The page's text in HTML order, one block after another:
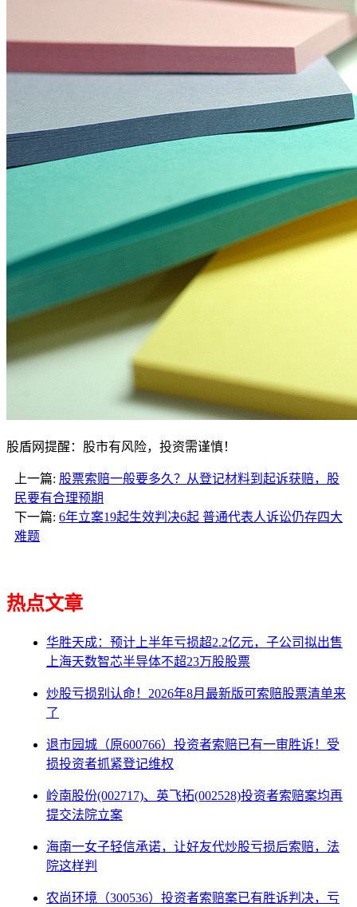
股盾网提醒：股市有风险，投资需谨慎！
上一篇: 股票索赔一般要多久？从登记材料到起诉获赔，股
民要有合理预期
下一篇: 6年立案19起生效判决6起 普通代表人诉讼仍存四大
难题
热点文章
华胜天成：预计上半年亏损超2.2亿元，子公司拟出售
上海天数智芯半导体不超23万股股票
炒股亏损别认命！2026年8月最新版可索赔股票清单来
了
退市园城（原600766）投资者索赔已有一审胜诉！受
损投资者抓紧登记维权
岭南股份(002717)、英飞拓(002528)投资者索赔案均再
提交法院立案
海南一女子轻信承诺，让好友代炒股亏损后索赔，法
院这样判
农尚环境（300536）投资者索赔案已有胜诉判决，亏